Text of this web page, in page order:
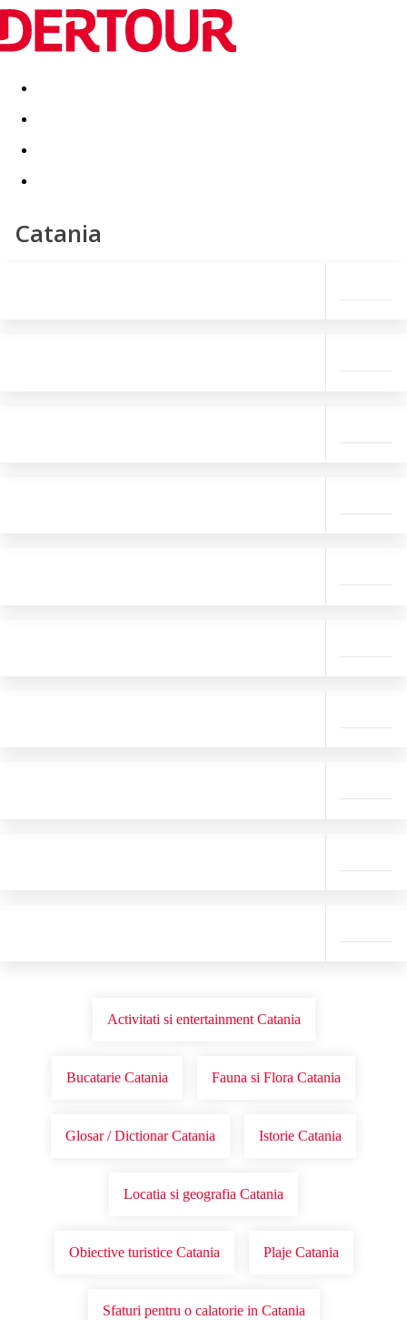
Destinatii Vacanta perfecta OFERTE DE NERATAT
Catania
Activitati si entertainment Catania
Bucatarie Catania Fauna si Flora Catania
Glosar / Dictionar Catania Istorie Catania
Locatia si geografia Catania
Obiective turistice Catania Plaje Catania
Sfaturi pentru o calatorie in Catania